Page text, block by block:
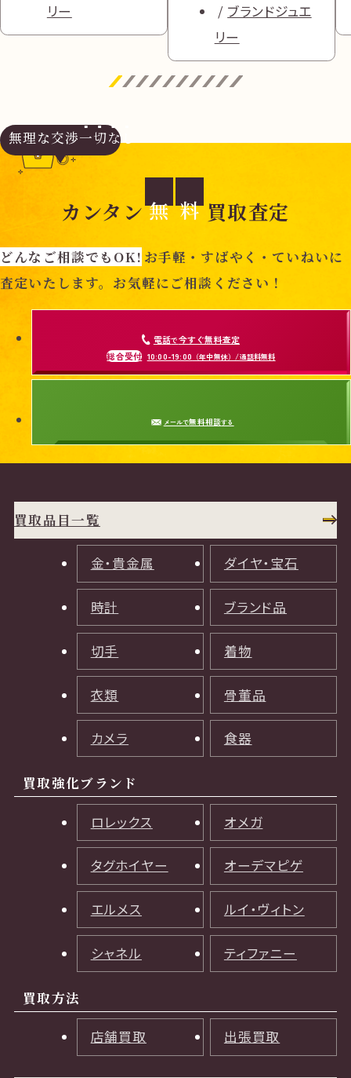
リー
ブランドジュエ
リー
無理な交渉一切なし
カンタン 無 料 買取査定
どんなご相談でもOK! お手軽・すばやく・ていねいに
査定いたします。お気軽にご相談ください！
電話で今すぐ無料査定
総合受付 10:00-19:00 （年中無休）/通話料無料
メールで無料相談する
買取品目一覧
金・貴金属 ダイヤ・宝石
時計 ブランド品
切手 着物
衣類 骨董品
カメラ 食器
買取強化ブランド
ロレックス オメガ
タグホイヤー オーデマピゲ
エルメス ルイ・ヴィトン
シャネル ティファニー
買取方法
店舗買取 出張買取